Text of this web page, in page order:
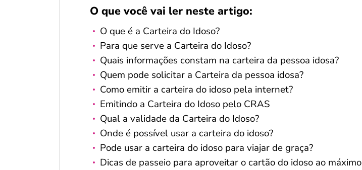
O que você vai ler neste artigo:
O que é a Carteira do Idoso?
Para que serve a Carteira do Idoso?
Quais informações constam na carteira da pessoa idosa?
Quem pode solicitar a Carteira da pessoa idosa?
Como emitir a carteira do idoso pela internet?
Emitindo a Carteira do Idoso pelo CRAS
Qual a validade da Carteira do Idoso?
Onde é possível usar a carteira do idoso?
Pode usar a carteira do idoso para viajar de graça?
Dicas de passeio para aproveitar o cartão do idoso ao máximo